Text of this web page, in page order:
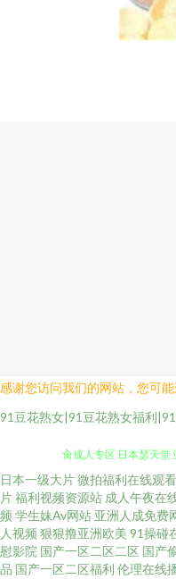
感谢您访问我们的网站，您可
91豆花熟女|91豆花熟女福利
丁香五香天堂网 91久要
肏成人专区 日本瑟天堂
在线豆花黑料9 国产精
日本一级大片微拍福利在线观看
片福利视频资源站 成人午夜在
频 学生妹Av网站 亚洲人成免费
人视频 狠狠撸亚洲欧美 91操碰
慰影院 国产一区二区二区 国产
品 国产一区二区福利 伦理在线